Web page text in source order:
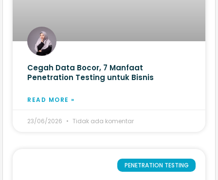
Cegah Data Bocor, 7 Manfaat
Penetration Testing untuk Bisnis
READ MORE »
23/06/2026 Tidak ada komentar
PENETRATION TESTING